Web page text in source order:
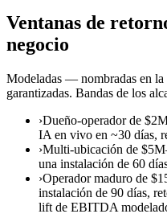
Ventanas de
negocio
Modeladas — nombradas en la
garantizadas. Bandas de los
›Dueño-operador de
IA en vivo en ~30 días,
›Multi-ubicación de
una instalación de 60
›Operador maduro de
instalación de 90 días,
lift de EBITDA